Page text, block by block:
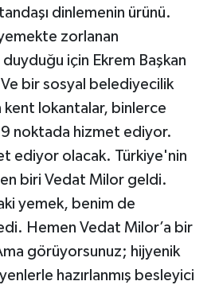
dinlemenin ürünü.
zorlanan
için Ekrem Başkan
bir sosyal belediyecilik
kent lokantalar, binlerce
noktada hizmet ediyor.
ediyor olacak. Türkiye'nin
biri Vedat Milor geldi.
yemek, benim de
Hemen Vedat Milor’a bir
görüyorsunuz; hijyenik
hazırlanmış besleyici